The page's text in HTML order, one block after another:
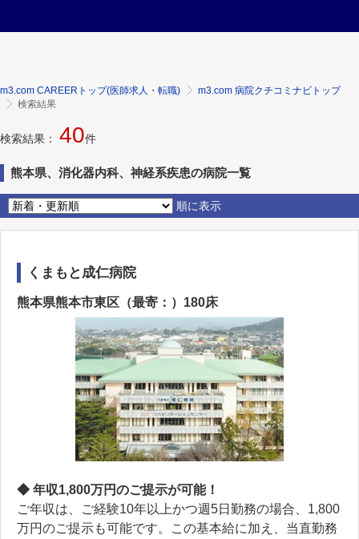
m3.com CAREERトップ(医師求人・転職)
m3.com 病院クチコミナビトップ
検索結果
検索結果： 40件
熊本県、消化器内科、神経系疾患の病院一覧
順に表示
くまもと成仁病院
熊本県熊本市東区（最寄：）180床
◆ 年収1,800万円のご提示が可能！
ご年収は、ご経験10年以上かつ週5日勤務の場合、1,800
万円のご提示も可能です。この基本給に加え、当直勤務